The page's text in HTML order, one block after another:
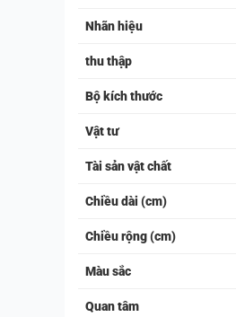
Nhãn hiệu
thu thập
Bộ kích thước
Vật tư
Tài sản vật chất
Chiều dài (cm)
Chiều rộng (cm)
Màu sắc
Quan tâm